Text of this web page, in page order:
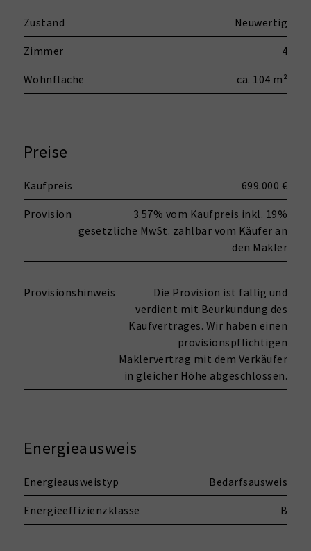
Zustand Neuwertig
Zimmer 4
Wohnfläche ca. 104 m²
Preise
Kaufpreis 699.000 €
Provision
3.57% vom Kaufpreis inkl. 19%
gesetzliche MwSt. zahlbar vom Käufer an
den Makler
Provisionshinweis
Die Provision ist fällig und
verdient mit Beurkundung des
Kaufvertrages. Wir haben einen
provisionspflichtigen
Maklervertrag mit dem Verkäufer
in gleicher Höhe abgeschlossen.
Energieausweis
Energieausweistyp Bedarfsausweis
Energieeffizienzklasse B